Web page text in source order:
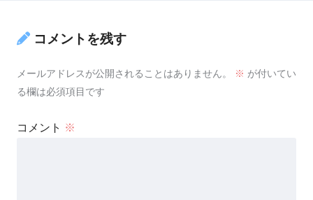
コメントを残す
メールアドレスが公開されることはありません。 ※ が付いてい
る欄は必須項目です
コメント ※